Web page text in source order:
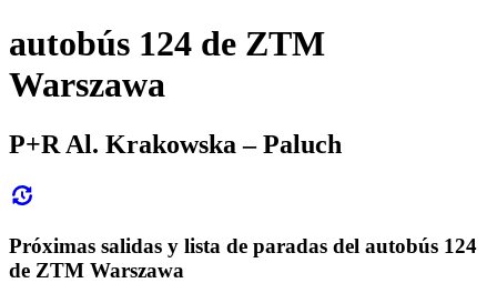
autobús 124 de ZTM
Warszawa
P+R Al. Krakowska – Paluch
Próximas salidas y lista de paradas del autobús 124
de ZTM Warszawa